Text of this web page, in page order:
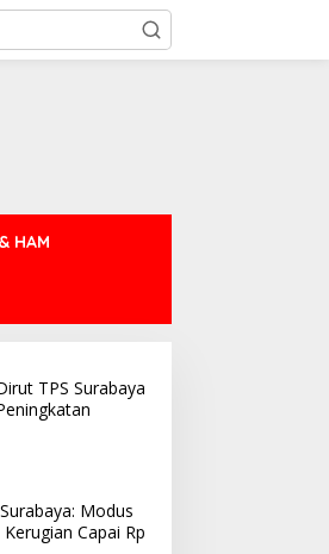
HAM
TPS Surabaya
Modus
Capai Rp